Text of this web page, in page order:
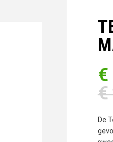
€
€
De